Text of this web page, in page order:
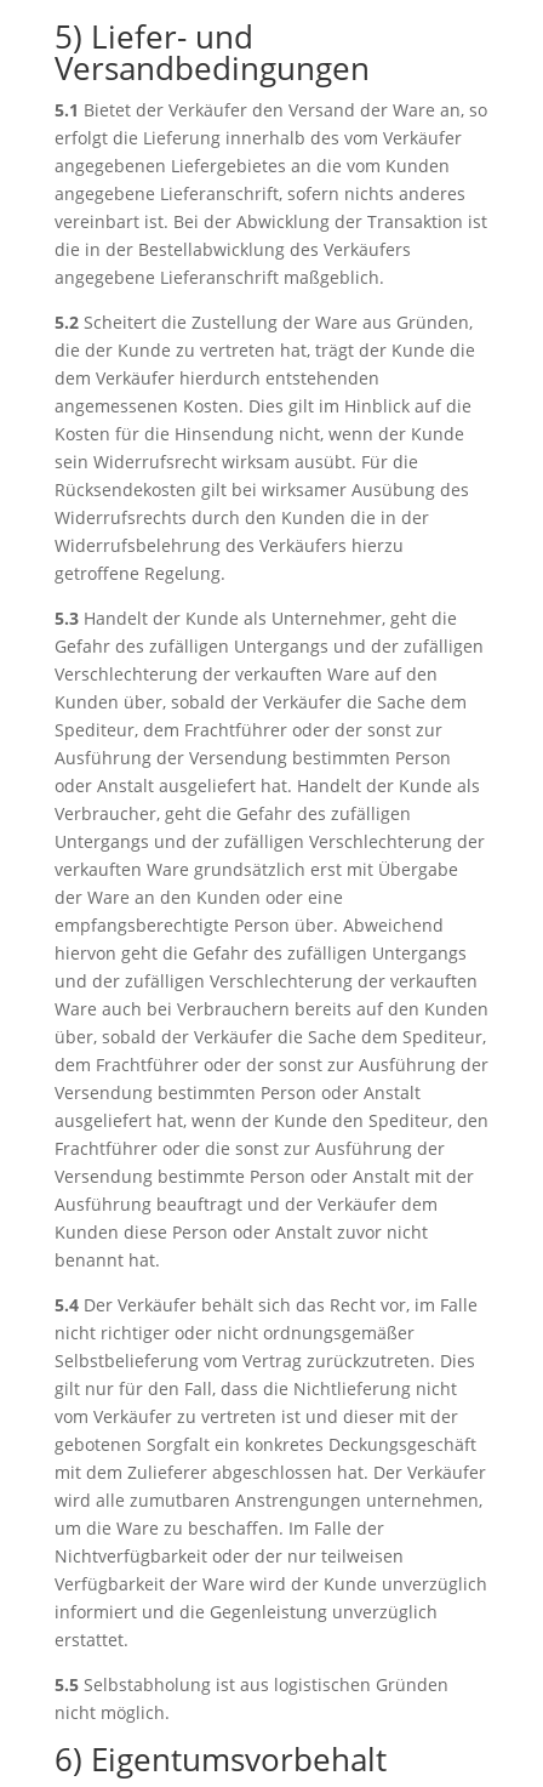
5) Liefer- und
Versandbedingungen
5.1 Bietet der Verkäufer den Versand der Ware an, so
erfolgt die Lieferung innerhalb des vom Verkäufer
angegebenen Liefergebietes an die vom Kunden
angegebene Lieferanschrift, sofern nichts anderes
vereinbart ist. Bei der Abwicklung der Transaktion ist
die in der Bestellabwicklung des Verkäufers
angegebene Lieferanschrift maßgeblich.
5.2Scheitert die Zustellung der Ware aus Gründen,
die der Kunde zu vertreten hat, trägt der Kunde die
dem Verkäufer hierdurch entstehenden
angemessenen Kosten. Dies gilt im Hinblick auf die
Kosten für die Hinsendung nicht, wenn der Kunde
sein Widerrufsrecht wirksam ausübt. Für die
Rücksendekosten gilt bei wirksamer Ausübung des
Widerrufsrechts durch den Kunden die in der
Widerrufsbelehrung des Verkäufers hierzu
getroffene Regelung.
5.3Handelt der Kunde als Unternehmer, geht die
Gefahr des zufälligen Untergangs und der zufälligen
Verschlechterung der verkauften Ware auf den
Kunden über, sobald der Verkäufer die Sache dem
Spediteur, dem Frachtführer oder der sonst zur
Ausführung der Versendung bestimmten Person
oder Anstalt ausgeliefert hat. Handelt der Kunde als
Verbraucher, geht die Gefahr des zufälligen
Untergangs und der zufälligen Verschlechterung der
verkauften Ware grundsätzlich erst mit Übergabe
der Ware an den Kunden oder eine
empfangsberechtigte Person über. Abweichend
hiervon geht die Gefahr des zufälligen Untergangs
und der zufälligen Verschlechterung der verkauften
Ware auch bei Verbrauchern bereits auf den Kunden
über, sobald der Verkäufer die Sache dem Spediteur,
dem Frachtführer oder der sonst zur Ausführung der
Versendung bestimmten Person oder Anstalt
ausgeliefert hat, wenn der Kunde den Spediteur, den
Frachtführer oder die sonst zur Ausführung der
Versendung bestimmte Person oder Anstalt mit der
Ausführung beauftragt und der Verkäufer dem
Kunden diese Person oder Anstalt zuvor nicht
benannt hat.
5.4Der Verkäufer behält sich das Recht vor, im Falle
nicht richtiger oder nicht ordnungsgemäßer
Selbstbelieferung vom Vertrag zurückzutreten. Dies
gilt nur für den Fall, dass die Nichtlieferung nicht
vom Verkäufer zu vertreten ist und dieser mit der
gebotenen Sorgfalt ein konkretes Deckungsgeschäft
mit dem Zulieferer abgeschlossen hat. Der Verkäufer
wird alle zumutbaren Anstrengungen unternehmen,
um die Ware zu beschaffen. Im Falle der
Nichtverfügbarkeit oder der nur teilweisen
Verfügbarkeit der Ware wird der Kunde unverzüglich
informiert und die Gegenleistung unverzüglich
erstattet.
5.5Selbstabholung ist aus logistischen Gründen
nicht möglich.
6) Eigentumsvorbehalt